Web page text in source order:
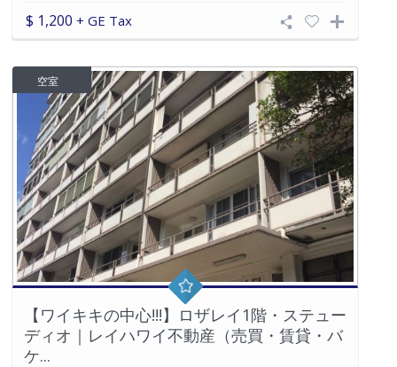
$ 1,200 + GE Tax
空室
【ワイキキの中心!!!】ロザレイ1階・ステュー
ディオ｜レイハワイ不動産（売買・賃貸・バ
ケ...